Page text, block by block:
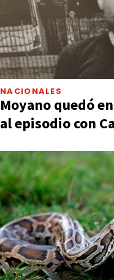
NACIONALES
Moyano quedó
al episodio con